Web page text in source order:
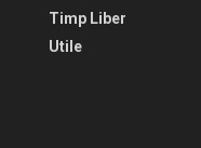
Timp Liber
Utile